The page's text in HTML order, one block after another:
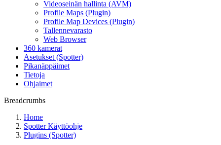
Videoseinän hallinta (AVM)
Profile Maps (Plugin)
Profile Map Devices (Plugin)
Tallennevarasto
Web Browser
360 kamerat
Asetukset (Spotter)
Pikanäppäimet
Tietoja
Ohjaimet
Breadcrumbs
Home
Spotter Käyttöohje
Plugins (Spotter)